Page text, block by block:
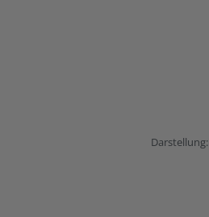
Darstellung: